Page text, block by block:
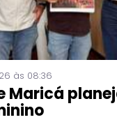
às 08:36
Maricá